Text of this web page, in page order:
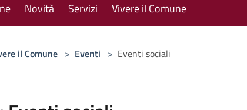
Novità Servizi Vivere il Comune
il Comune > Eventi > Eventi sociali